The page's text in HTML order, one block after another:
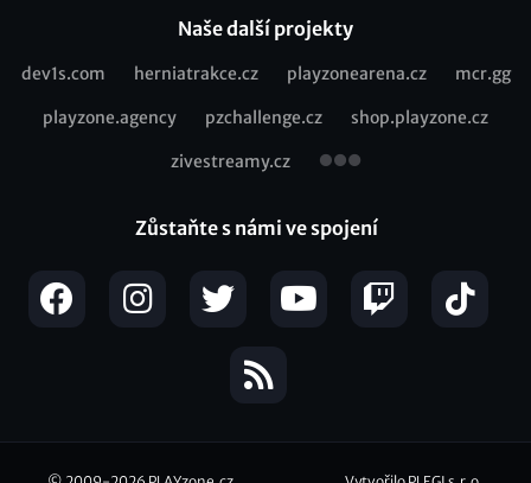
Naše další projekty
Recommended
dev1s.com herniatrakce.cz playzonearena.cz mcr.gg
playzone.agency pzchallenge.cz shop.playzone.cz
zivestreamy.cz
Zůstaňte s námi ve spojení